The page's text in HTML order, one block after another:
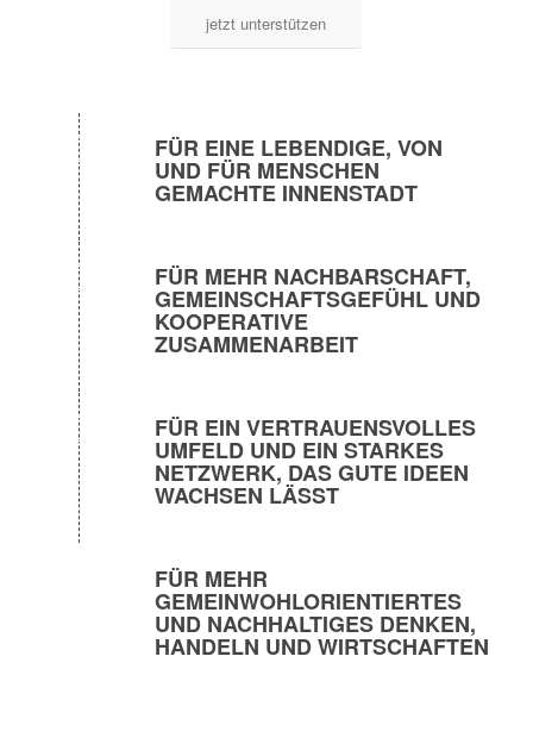
jetzt unterstützen
FÜR EINE LEBENDIGE, VON
UND FÜR MENSCHEN
GEMACHTE INNENSTADT
FÜR MEHR NACHBARSCHAFT,
GEMEINSCHAFTSGEFÜHL UND
KOOPERATIVE
ZUSAMMENARBEIT
FÜR EIN VERTRAUENSVOLLES
UMFELD UND EIN STARKES
NETZWERK, DAS GUTE IDEEN
WACHSEN LÄSST
FÜR MEHR
GEMEINWOHLORIENTIERTES
UND NACHHALTIGES DENKEN,
HANDELN UND WIRTSCHAFTEN